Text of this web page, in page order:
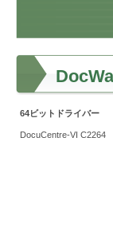
ス
削
支
64ビットドライバー
DocuCentre-VI C2264